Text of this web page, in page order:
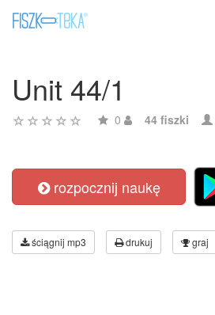
Unit 44/1
0 44 fiszki
rozpocznij naukę
ściągnij mp3 drukuj graj